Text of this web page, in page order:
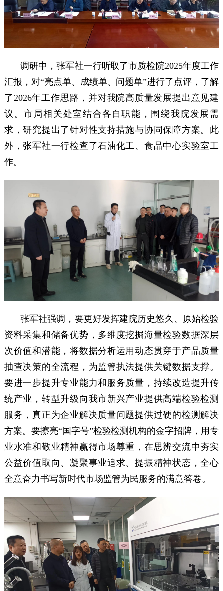
调研中，张军社一行听取了市质检院2025年度工作
汇报，对“亮点单、成绩单、问题单”进行了点评，了解
了2026年工作思路，并对我院高质量发展提出意见建
议。市局相关处室结合各自职能，围绕我院发展需
求，研究提出了针对性支持措施与协同保障方案。此
外，张军社一行检查了石油化工、食品中心实验室工
作。
张军社强调，要更好发挥建院历史悠久、原始检验
资料采集和储备优势，多维度挖掘海量检验数据深层
次价值和潜能，将数据分析运用动态贯穿于产品质量
抽查决策的全流程，为监管执法提供关键数据支撑。
要进一步提升专业能力和服务质量，持续改造提升传
统产业，转型升级向我市新兴产业提供高端检验检测
服务，真正为企业解决质量问题提供过硬的检测解决
方案。要擦亮“国字号”检验检测机构的金字招牌，用专
业水准和敬业精神赢得市场尊重，在思辨交流中夯实
公益价值取向、凝聚事业追求、提振精神状态，全心
全意奋力书写新时代市场监管为民服务的满意答卷。